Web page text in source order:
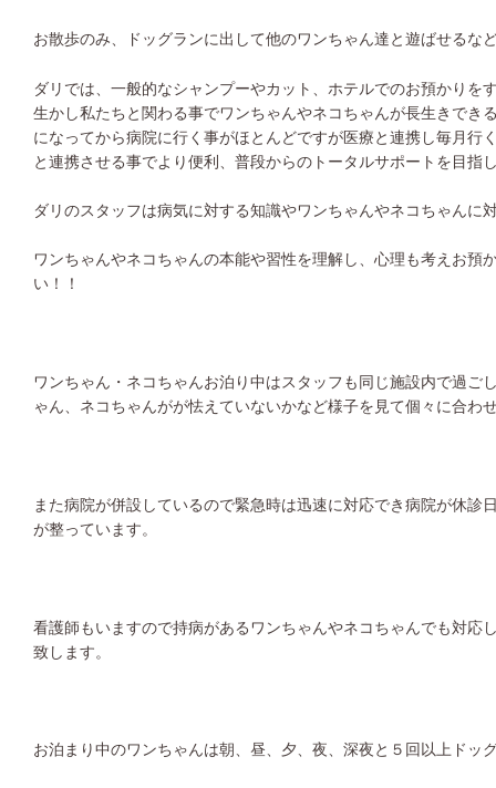
お散歩のみ、ドッグランに出して他のワンちゃん達と遊ばせるな
ダリでは、一般的なシャンプーやカット、ホテルでのお預かりを
生かし私たちと関わる事でワンちゃんやネコちゃんが長生きで
になってから病院に行く事がほとんどですが医療と連携し毎月行
と連携させる事でより便利、普段からのトータルサポートを目指
ダリのスタッフは病気に対する知識やワンちゃんやネコちゃんに
ワンちゃんやネコちゃんの本能や習性を理解し、心理も考えお預
い！！
ワンちゃん・ネコちゃんお泊り中はスタッフも同じ施設内で過ご
ゃん、ネコちゃんがが怯えていないかなど様子を見て個々に合わ
また病院が併設しているので緊急時は迅速に対応でき病院が休診
が整っています。
看護師もいますので持病があるワンちゃんやネコちゃんでも対応
致します。
お泊まり中のワンちゃんは朝、昼、夕、夜、深夜と５回以上ドッ